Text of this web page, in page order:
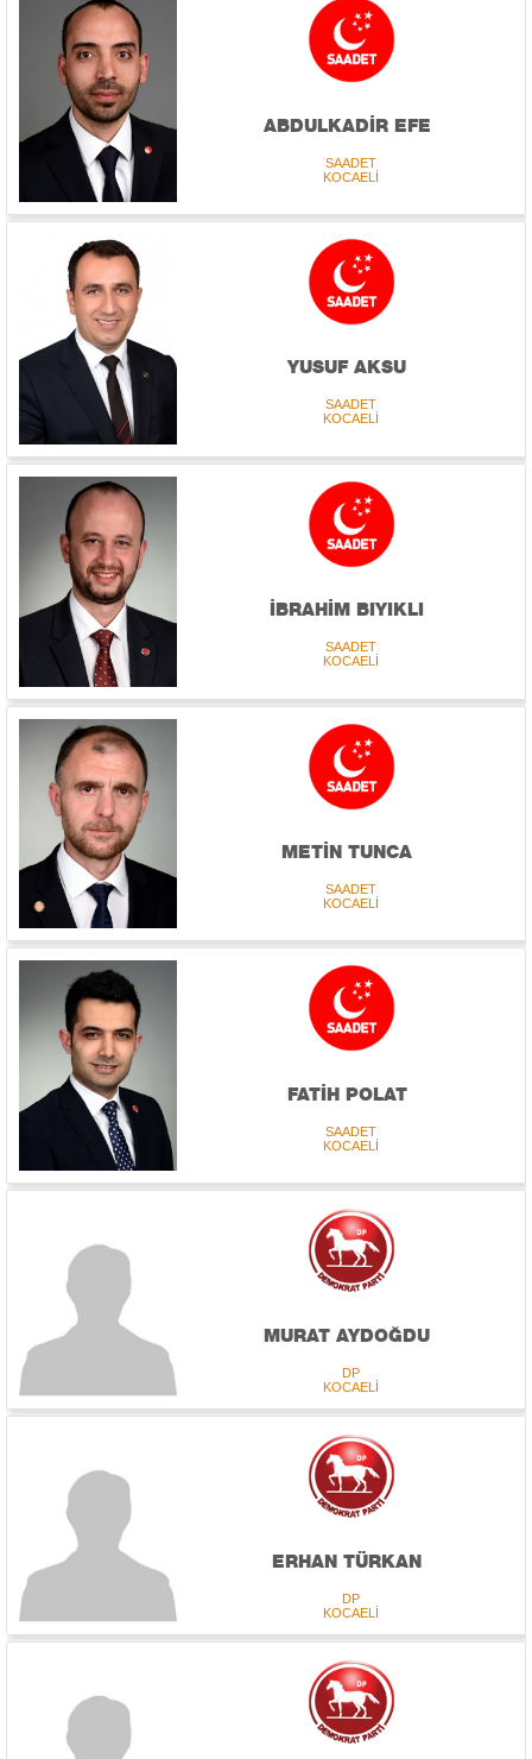
ABDULKADİR EFE
SAADET
KOCAELİ
YUSUF AKSU
SAADET
KOCAELİ
İBRAHİM BIYIKLI
SAADET
KOCAELİ
METİN TUNCA
SAADET
KOCAELİ
FATİH POLAT
SAADET
KOCAELİ
MURAT AYDOĞDU
DP
KOCAELİ
ERHAN TÜRKAN
DP
KOCAELİ